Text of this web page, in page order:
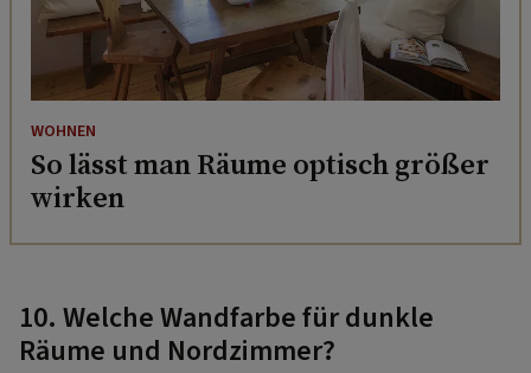
WOHNEN
So lässt man Räume optisch größer
wirken
10. Welche Wandfarbe für dunkle
Räume und Nordzimmer?